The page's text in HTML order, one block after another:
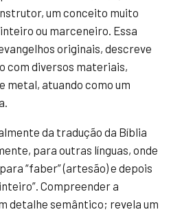
um conceito muito
ou marceneiro. Essa
originais, descreve
com diversos materiais,
metal, atuando como um
da tradução da Bíblia
para outras línguas, onde
“faber” (artesão) e depois
Compreender a
detalhe semântico; revela um